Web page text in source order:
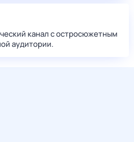
канал с остросюжетным
аудитории.